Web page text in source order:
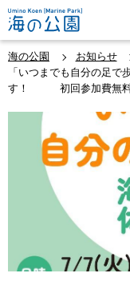
海の公園
お知らせ
「いつまでも自分の足で
す！ 初回参加費無料